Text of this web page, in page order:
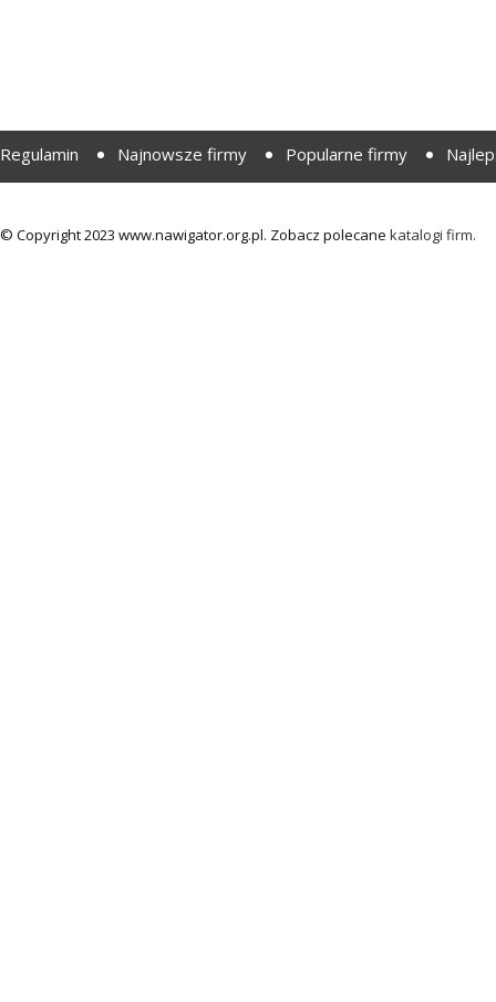
Regulamin Najnowsze firmy Popularne firmy
© Copyright 2023 www.nawigator.org.pl. Zobacz polecane katalogi firm.